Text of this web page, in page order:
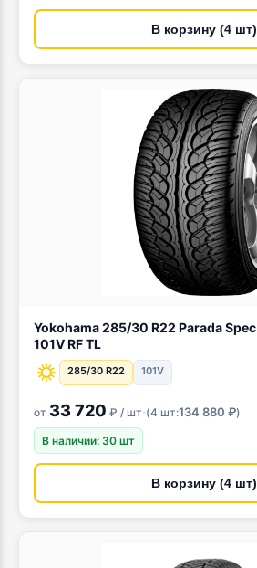
В корзину (4 шт)
Yokohama 285/30 R22 Parada Spec-X PA02
101V RF TL
285/30 R22 101V
от 33 720 ₽ / шт·(4 шт:134 880 ₽)
В наличии: 30 шт
В корзину (4 шт)